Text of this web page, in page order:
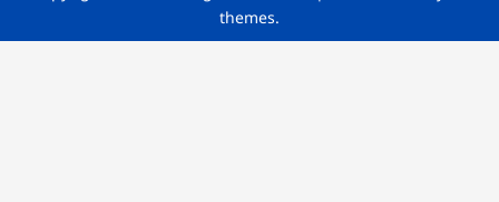
themes.